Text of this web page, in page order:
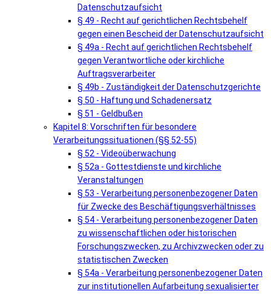
Datenschutzaufsicht
§ 49 - Recht auf gerichtlichen Rechtsbehelf
gegen einen Bescheid der Datenschutzaufsicht
§ 49a - Recht auf gerichtlichen Rechtsbehelf
gegen Verantwortliche oder kirchliche
Auftragsverarbeiter
§ 49b - Zuständigkeit der Datenschutzgerichte
§ 50 - Haftung und Schadenersatz
§ 51 - Geldbußen
Kapitel 8: Vorschriften für besondere
Verarbeitungssituationen (§§ 52-55)
§ 52 - Videoüberwachung
§ 52a - Gottestdienste und kirchliche
Veranstaltungen
§ 53 - Verarbeitung personenbezogener Daten
für Zwecke des Beschäftigungsverhältnisses
§ 54 - Verarbeitung personenbezogener Daten
zu wissenschaftlichen oder historischen
Forschungszwecken, zu Archivzwecken oder zu
statistischen Zwecken
§ 54a - Verarbeitung personenbezogener Daten
zur institutionellen Aufarbeitung sexualisierter